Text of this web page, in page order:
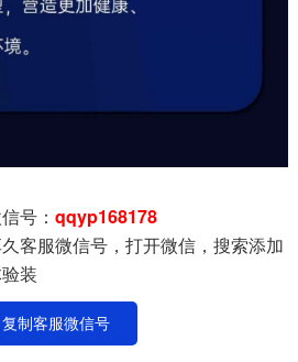
号： qqyp168178
客服微信号，打开微信，搜索添加
装
复制客服微信号